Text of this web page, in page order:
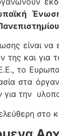
είναι να
της και για
το
στα
για την
στο